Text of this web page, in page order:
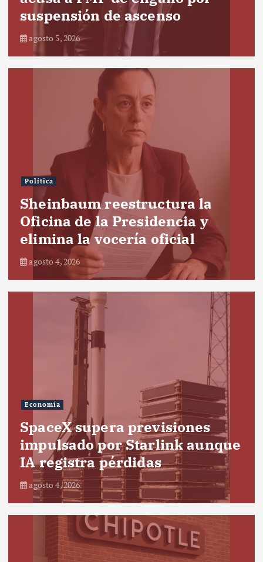
suspensión de ascenso
agosto 5, 2026
Política
Sheinbaum reestructura la
Oficina de la Presidencia y
elimina la vocería oficial
agosto 4, 2026
Economía
SpaceX supera previsiones
impulsado por Starlink aunque
IA registra pérdidas
agosto 4, 2026